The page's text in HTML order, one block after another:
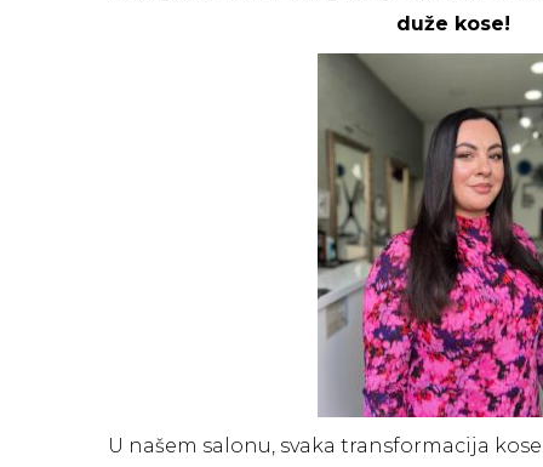
duže kose!
U našem salonu, svaka transformacija